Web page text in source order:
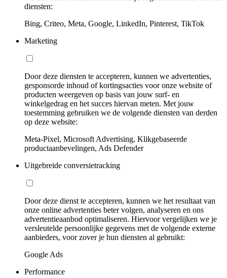
diensten:
Bing, Criteo, Meta, Google, LinkedIn, Pinterest, TikTok
Marketing
Door deze diensten te accepteren, kunnen we advertenties,
gesponsorde inhoud of kortingsacties voor onze website of
producten weergeven op basis van jouw surf- en
winkelgedrag en het succes hiervan meten. Met jouw
toestemming gebruiken we de volgende diensten van derden
op deze website:
Meta-Pixel, Microsoft Advertising, Klikgebaseerde
productaanbevelingen, Ads Defender
Uitgebreide conversietracking
Door deze dienst te accepteren, kunnen we het resultaat van
onze online advertenties beter volgen, analyseren en ons
advertentieaanbod optimaliseren. Hiervoor vergelijken we je
versleutelde persoonlijke gegevens met de volgende externe
aanbieders, voor zover je hun diensten al gebruikt:
Google Ads
Performance